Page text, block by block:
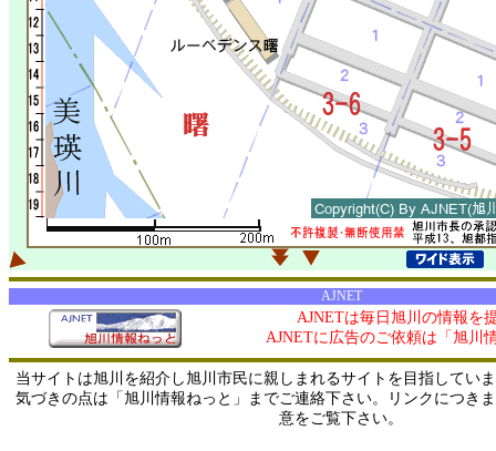
AJNET
AJNETは毎日旭川の情報を
AJNETに広告のご依頼は「旭川
当サイトは旭川を紹介し旭川市民に親しまれるサイトを目指してい
気づきの点は「旭川情報ねっと」までご連絡下さい。リンクにつき
意をご覧下さい。